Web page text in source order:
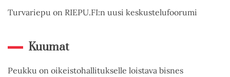
Turvariepu on RIEPU.FI:n uusi keskustelufoorumi
Kuumat
Peukku on oikeistohallitukselle loistava bisnes